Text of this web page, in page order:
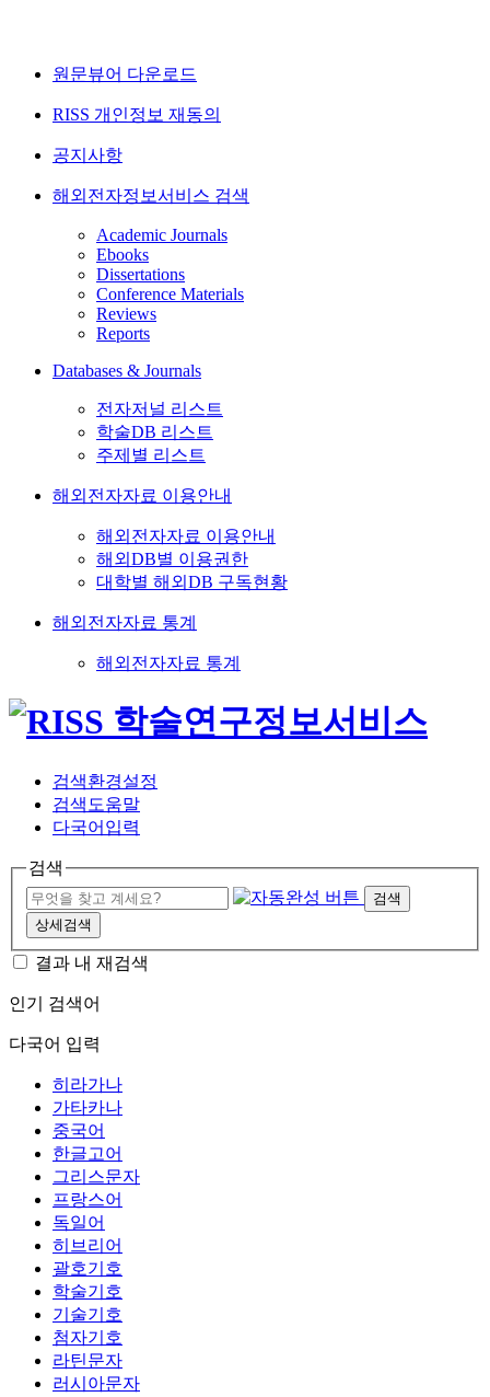
원문뷰어 다운로드
RISS 개인정보 재동의
공지사항
해외전자정보서비스 검색
Academic Journals
Ebooks
Dissertations
Conference Materials
Reviews
Reports
Databases & Journals
전자저널 리스트
학술DB 리스트
주제별 리스트
해외전자자료 이용안내
해외전자자료 이용안내
해외DB별 이용권한
대학별 해외DB 구독현황
해외전자자료 통계
해외전자자료 통계
검색환경설정
검색도움말
다국어입력
검색
검색
상세검색
결과 내 재검색
인기 검색어
다국어 입력
히라가나
가타카나
중국어
한글고어
그리스문자
프랑스어
독일어
히브리어
괄호기호
학술기호
기술기호
첨자기호
라틴문자
러시아문자